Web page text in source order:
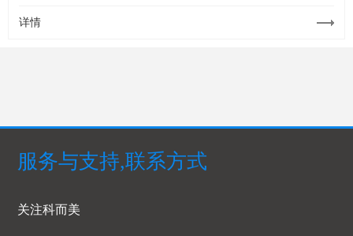
详情
服务与支持,联系方式
关注科而美